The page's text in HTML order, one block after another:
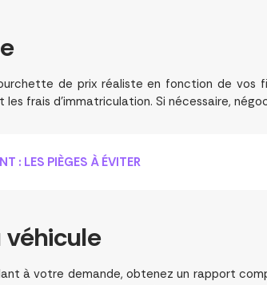
de prix réaliste en fonction de vos
frais d’immatriculation. Si nécessaire,
: LES PIÈGES À ÉVITER
à votre demande, obtenez un rapport